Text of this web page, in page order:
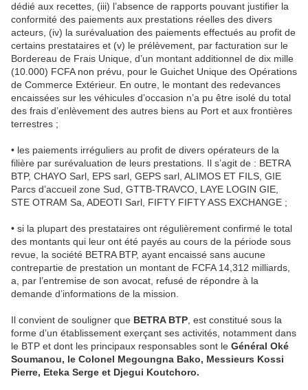
dédié aux recettes, (iii) l’absence de rapports pouvant justifier la
conformité des paiements aux prestations réelles des divers
acteurs, (iv) la surévaluation des paiements effectués au profit de
certains prestataires et (v) le prélèvement, par facturation sur le
Bordereau de Frais Unique, d’un montant additionnel de dix mille
(10.000) FCFA non prévu, pour le Guichet Unique des Opérations
de Commerce Extérieur. En outre, le montant des redevances
encaissées sur les véhicules d’occasion n’a pu être isolé du total
des frais d’enlèvement des autres biens au Port et aux frontières
terrestres ;
• les paiements irréguliers au profit de divers opérateurs de la
filière par surévaluation de leurs prestations. Il s’agit de : BETRA
BTP, CHAYO Sarl, EPS sarl, GEPS sarl, ALIMOS ET FILS, GIE
Parcs d’accueil zone Sud, GTTB-TRAVCO, LAYE LOGIN GIE,
STE OTRAM Sa, ADEOTI Sarl, FIFTY FIFTY ASS EXCHANGE ;
• si la plupart des prestataires ont régulièrement confirmé le total
des montants qui leur ont été payés au cours de la période sous
revue, la société BETRA BTP, ayant encaissé sans aucune
contrepartie de prestation un montant de FCFA 14,312 milliards,
a, par l’entremise de son avocat, refusé de répondre à la
demande d’informations de la mission.
Il convient de souligner que BETRA BTP , est constitué sous la
forme d’un établissement exerçant ses activités, notamment dans
le BTP et dont les principaux responsables sont le Général Oké
Soumanou, le Colonel Megoungna Bako, Messieurs Kossi
Pierre, Eteka Serge et Djegui Koutchoro.